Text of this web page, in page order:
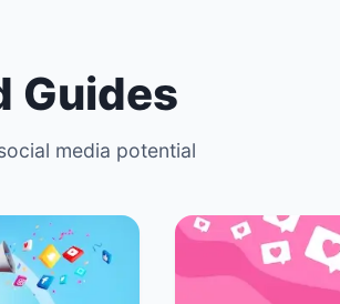
Guides
media potential